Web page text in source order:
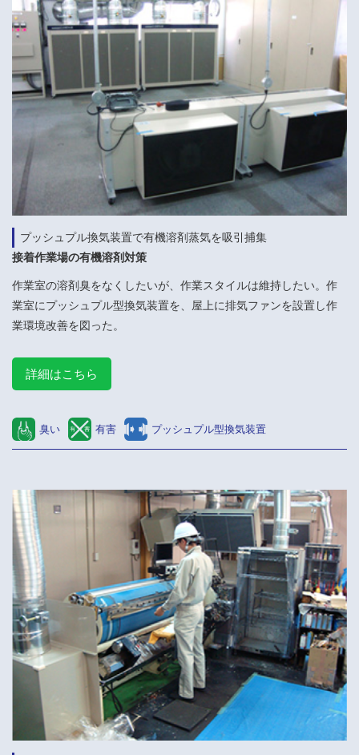
プッシュプル換気装置で有機溶剤蒸気を吸引捕集
接着作業場の有機溶剤対策
作業室の溶剤臭をなくしたいが、作業スタイルは維持したい。作
業室にプッシュプル型換気装置を、屋上に排気ファンを設置し作
業環境改善を図った。
詳細はこちら
臭い 有害 プッシュプル型換気装置